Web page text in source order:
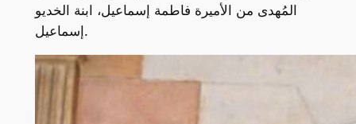
المُهدى من الأميرة فاطمة إسماعيل، ابنة الخديو
إسماعيل.